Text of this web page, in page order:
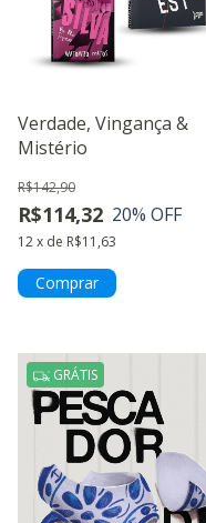
Verdade, Vingança &
Mistério
R$114,32
R$142,90
20% OFF
12x de R$11,63
Comprar
GRÁTIS